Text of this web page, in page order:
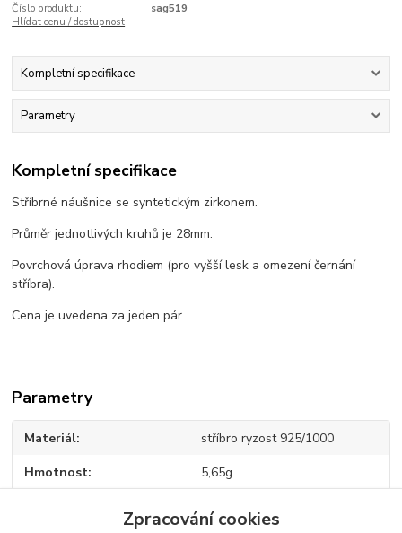
Číslo produktu:
sag519
Hlídat cenu / dostupnost
Kompletní specifikace
Parametry
Kompletní specifikace
Stříbrné náušnice se syntetickým zirkonem.
Průměr jednotlivých kruhů je 28mm.
Povrchová úprava rhodiem (pro vyšší lesk a omezení černání
stříbra).
Cena je uvedena za jeden pár.
Parametry
Materiál stříbro ryzost 925/1000
Hmotnost 5,65g
Zpracování cookies